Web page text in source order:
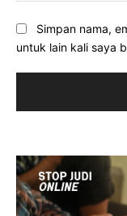
Simpan nama,
untuk lain kali saya